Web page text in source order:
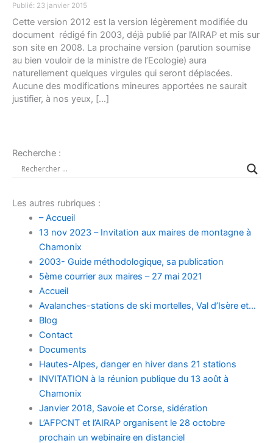
Publié: 23 janvier 2015
Cette version 2012 est la version légèrement modifiée du
document rédigé fin 2003, déjà publié par l’AIRAP et mis sur
son site en 2008. La prochaine version (parution soumise
au bien vouloir de la ministre de l’Ecologie) aura
naturellement quelques virgules qui seront déplacées.
Aucune des modifications mineures apportées ne saurait
justifier, à nos yeux, […]
Recherche :
Les autres rubriques :
– Accueil
13 nov 2023 – Invitation aux maires de montagne à
Chamonix
2003- Guide méthodologique, sa publication
5ème courrier aux maires – 27 mai 2021
Accueil
Avalanches-stations de ski mortelles, Val d’Isère et…
Blog
Contact
Documents
Hautes-Alpes, danger en hiver dans 21 stations
INVITATION à la réunion publique du 13 août à
Chamonix
Janvier 2018, Savoie et Corse, sidération
L’AFPCNT et l’AIRAP organisent le 28 octobre
prochain un webinaire en distanciel